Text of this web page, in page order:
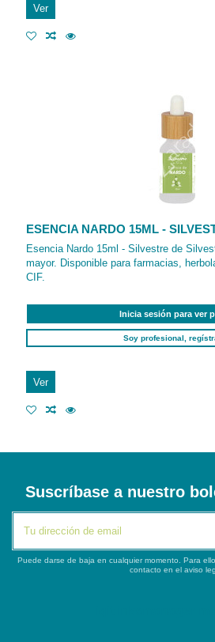
Ver
ESENCIA NARDO 15ML -
Esencia Nardo 15ml - Silvestre de
mayor. Disponible para farmacias,
CIF.
Inicia sesión para ver
Soy profesional,
Ver
Suscríbase a nuestro
Puede darse de baja en cualquier momento. Para
contacto en el aviso